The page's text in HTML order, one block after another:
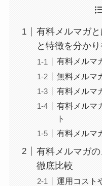
有料メルマガ
と特徴を分か
有料メルマ
無料メルマ
有料メルマ
有料メルマ
ト
有料メルマ
有料メルマガ
徹底比較
運用コスト